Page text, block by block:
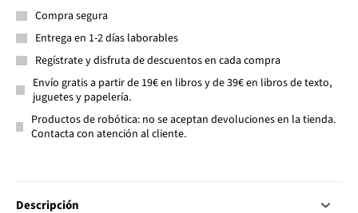
Compra segura
Entrega en 1-2 días laborables
Regístrate y disfruta de descuentos en cada compra
Envío gratis a partir de 19€ en libros y de 39€ en libros de texto,
juguetes y papelería.
Productos de robótica: no se aceptan devoluciones en la tienda.
Contacta con atención al cliente.
Descripción